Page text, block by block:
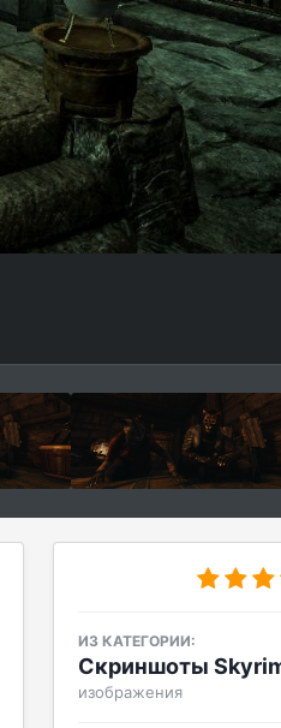
ИЗ КАТЕГОРИИ:
Скриншоты
изображения